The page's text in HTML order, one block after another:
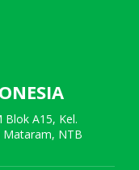
Blok A15, Kel.
Mataram, NTB